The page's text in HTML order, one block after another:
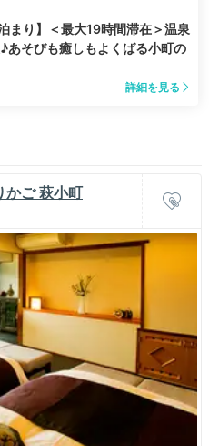
まり】＜最大19時間滞在＞温泉
あそびも癒しもよくばる小町の
詳細を見る
かご 萩小町